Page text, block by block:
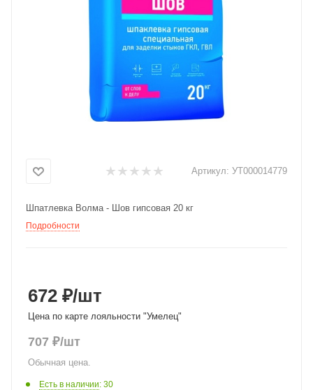
Артикул: УТ000014779
Шпатлевка Волма - Шов гипсовая 20 кг
Подробности
672 ₽/шт
Цена по карте лояльности "Умелец"
707 ₽/шт
Обычная цена.
Есть в наличии: 30
Добавляйте товары
в корзину
выбранный способом
по25
об оплате Плайтом